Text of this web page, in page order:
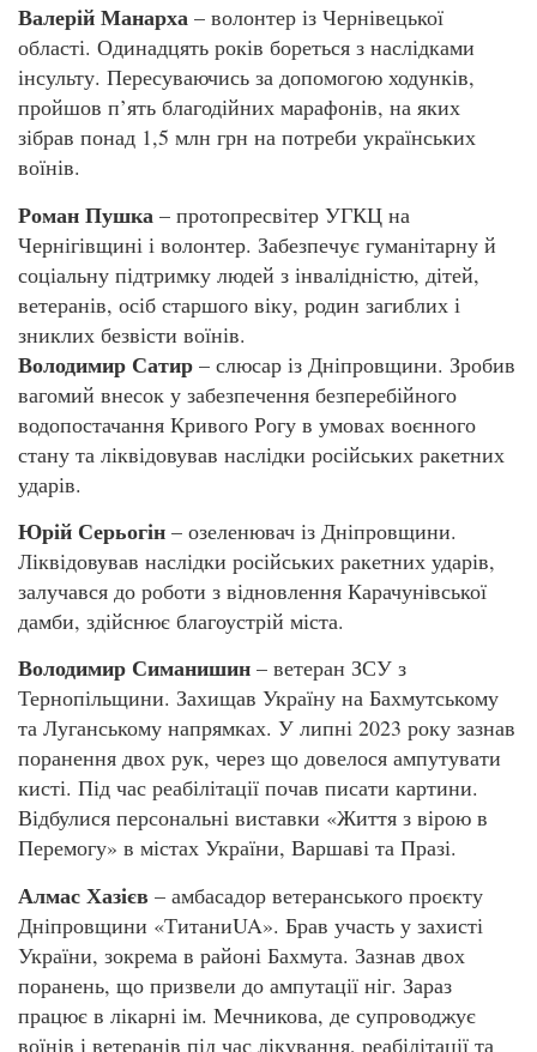
Валерій Манарха – волонтер із Чернівецької
області. Одинадцять років бореться з наслідками
інсульту. Пересуваючись за допомогою ходунків,
пройшов п’ять благодійних марафонів, на яких
зібрав понад 1,5 млн грн на потреби українських
воїнів.
Роман Пушка – протопресвітер УГКЦ на
Чернігівщині і волонтер. Забезпечує гуманітарну й
соціальну підтримку людей з інвалідністю, дітей,
ветеранів, осіб старшого віку, родин загиблих і
зниклих безвісти воїнів.
Володимир Сатир – слюсар із Дніпровщини. Зробив
вагомий внесок у забезпечення безперебійного
водопостачання Кривого Рогу в умовах воєнного
стану та ліквідовував наслідки російських ракетних
ударів.
Юрій Серьогін – озеленювач із Дніпровщини.
Ліквідовував наслідки російських ракетних ударів,
залучався до роботи з відновлення Карачунівської
дамби, здійснює благоустрій міста.
Володимир Симанишин – ветеран ЗСУ з
Тернопільщини. Захищав Україну на Бахмутському
та Луганському напрямках. У липні 2023 року зазнав
поранення двох рук, через що довелося ампутувати
кисті. Під час реабілітації почав писати картини.
Відбулися персональні виставки «Життя з вірою в
Перемогу» в містах України, Варшаві та Празі.
Алмас Хазієв – амбасадор ветеранського проєкту
Дніпровщини «ТитаниUA». Брав участь у захисті
України, зокрема в районі Бахмута. Зазнав двох
поранень, що призвели до ампутації ніг. Зараз
працює в лікарні ім. Мечникова, де супроводжує
воїнів і ветеранів під час лікування, реабілітації та